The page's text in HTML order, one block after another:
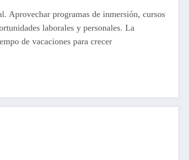
Aprovechar programas de inmersión, cursos
laborales y personales. La
de vacaciones para crecer